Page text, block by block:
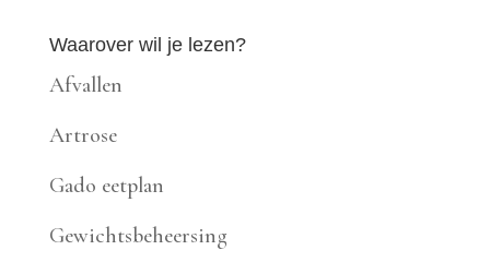
Waarover wil je lezen?
Afvallen
Artrose
Gado eetplan
Gewichtsbeheersing